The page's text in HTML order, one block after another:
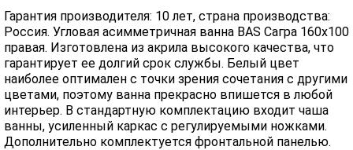
Гарантия производителя: 10 лет, страна производства:
Россия. Угловая асимметричная ванна BAS Сагра 160х100
правая. Изготовлена из акрила высокого качества, что
гарантирует ее долгий срок службы. Белый цвет
наиболее оптимален с точки зрения сочетания с другими
цветами, поэтому ванна прекрасно впишется в любой
интерьер. В стандартную комплектацию входит чаша
ванны, усиленный каркас с регулируемыми ножками.
Дополнительно комплектуется фронтальной панелью.